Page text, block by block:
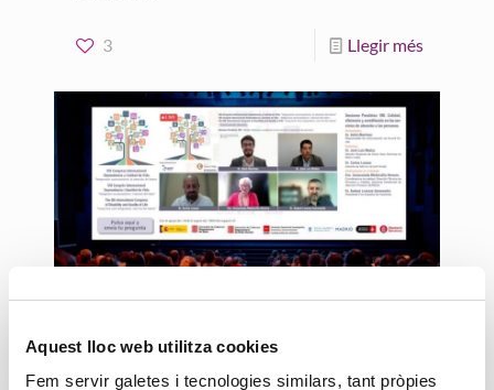
Aquest lloc web utilitza cookies
Fem servir galetes i tecnologies similars, tant pròpies
3 Llegir més
Accent Social aposta per un
nou model de supervisió de